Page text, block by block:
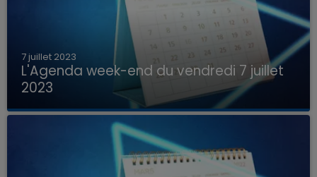
7 juillet 2023
L'Agenda week-end du vendredi 7 juillet
2023
Que faire ce week-end dans les hauts-de-
France, la Marne et les Ardennes ?